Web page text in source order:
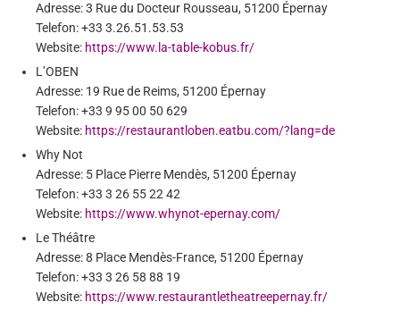
Adresse: 3 Rue du Docteur Rousseau, 51200 Épernay
Telefon: +33 3.26.51.53.53
Website: https://www.la-table-kobus.fr/
L’OBEN
Adresse: 19 Rue de Reims, 51200 Épernay
Telefon: +33 9 95 00 50 629
Website: https://restaurantloben.eatbu.com/?lang=de
Why Not
Adresse: 5 Place Pierre Mendès, 51200 Épernay
Telefon: +33 3 26 55 22 42
Website: https://www.whynot-epernay.com/
Le Théâtre
Adresse: 8 Place Mendès-France, 51200 Épernay
Telefon: +33 3 26 58 88 19
Website: https://www.restaurantletheatreepernay.fr/